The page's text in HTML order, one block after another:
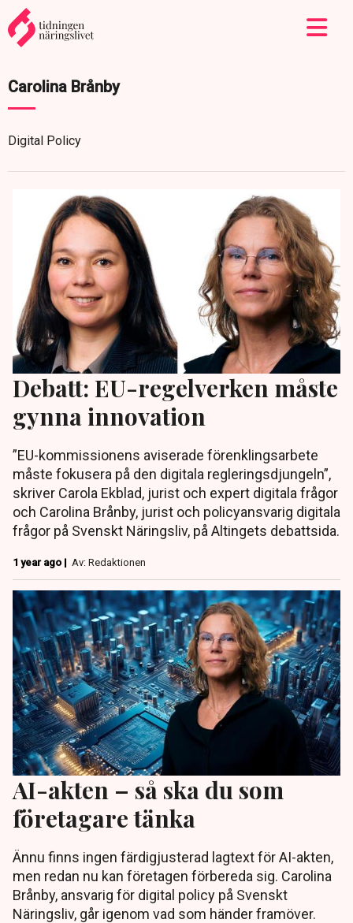
Carolina Brånby
Digital Policy
Debatt: EU-regelverken måste
gynna innovation
”EU-kommissionens aviserade förenklingsarbete
måste fokusera på den digitala regleringsdjungeln”,
skriver Carola Ekblad, jurist och expert digitala frågor
och Carolina Brånby, jurist och policyansvarig digitala
frågor på Svenskt Näringsliv, på Altingets debattsida.
1 year ago | Av: Redaktionen
AI-akten – så ska du som
företagare tänka
Ännu finns ingen färdigjusterad lagtext för AI-akten,
men redan nu kan företagen förbereda sig. Carolina
Brånby, ansvarig för digital policy på Svenskt
Näringsliv, går igenom vad som händer framöver.